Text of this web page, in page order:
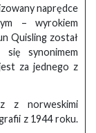
naprędce
– wyrokiem
Quisling został
synonimem
za jednego z
z norweskimi
z 1944 roku.